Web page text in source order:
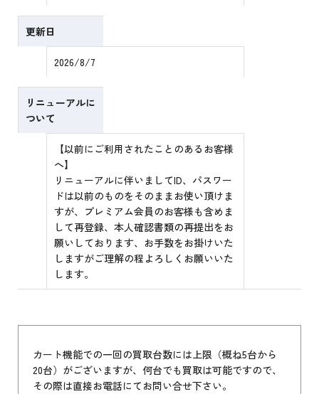
更新日
2026/8/7
リニューアルに
ついて
【以前にご利用されたことのあるお客様
へ】
リニューアルに伴いましてID、パスワー
ドは以前のものをそのままお使い頂けま
すが、プレミアム会員のお客様も含めま
して再登録、本人確認書類の再提出をお
願いしております、お手数をお掛けいた
しますがご理解の程よろしくお願いいた
します。
カート機能での一回の買取台数には上限（概ね5台から
20台）がございますが、何台でも買取は可能ですので、
その際は直接お電話にてお問い合せ下さい。